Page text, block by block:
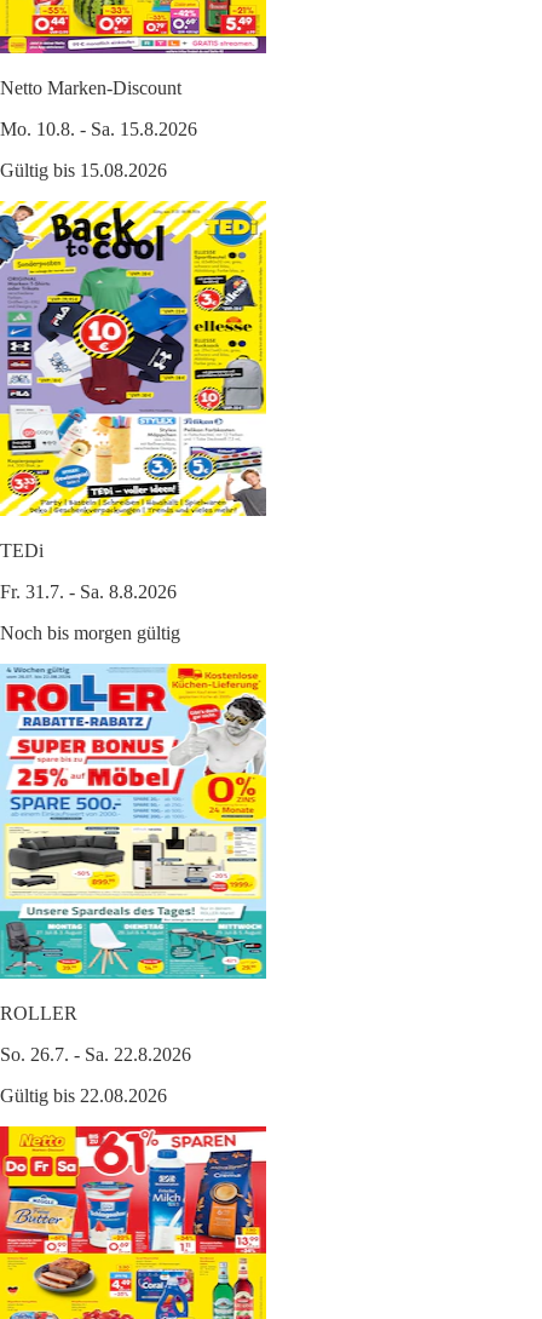
Netto Marken-Discount
Mo. 10.8. - Sa. 15.8.2026
Gültig bis 15.08.2026
TEDi
Fr. 31.7. - Sa. 8.8.2026
Noch bis morgen gültig
ROLLER
So. 26.7. - Sa. 22.8.2026
Gültig bis 22.08.2026